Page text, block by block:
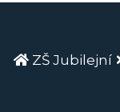
ZŠ Jubilejní